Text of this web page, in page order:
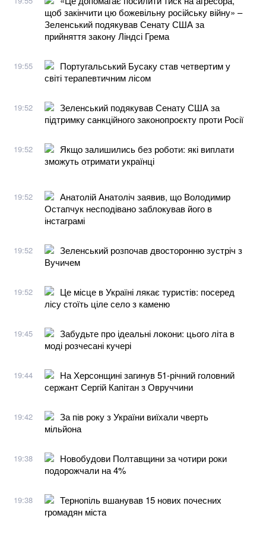
щоб закінчити цю божевільну російську війну» –
Зеленський подякував Сенату США за
прийняття закону Ліндсі Грема
19:55
Португальський Бусаку став четвертим у
світі терапевтичним лісом
19:52
Зеленський подякував Сенату США за
підтримку санкційного законопроєкту проти Росії
19:52
Якщо залишились без роботи: які виплати
зможуть отримати українці
19:52
Анатолій Анатоліч заявив, що Володимир
Остапчук несподівано заблокував його в
інстаграмі
19:52
Зеленський розпочав двосторонню зустріч з
Вучичем
19:52
Це місце в Україні лякає туристів: посеред
лісу стоїть ціле село з каменю
19:45
Забудьте про ідеальні локони: цього літа в
моді розчесані кучері
19:44
На Херсонщині загинув 51-річний головний
сержант Сергій Капітан з Овруччини
19:42
За пів року з України виїхали чверть
мільйона
19:38
Новобудови Полтавщини за чотири роки
подорожчали на 4%
19:38
Тернопіль вшанував 15 нових почесних
громадян міста